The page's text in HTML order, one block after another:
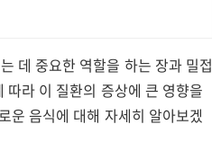
데 중요한 역할을 하는 장과 밀접
라 이 질환의 증상에 큰 영향을
운 음식에 대해 자세히 알아보겠